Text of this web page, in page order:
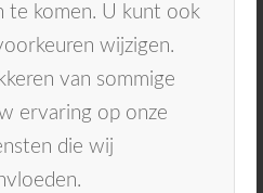
te komen. U kunt ook
wijzigen.
van sommige
ervaring op onze
die wij
in gevaar te brenge